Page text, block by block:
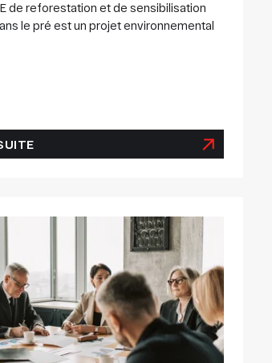
de reforestation et de sensibilisation
le pré est un projet environnemental